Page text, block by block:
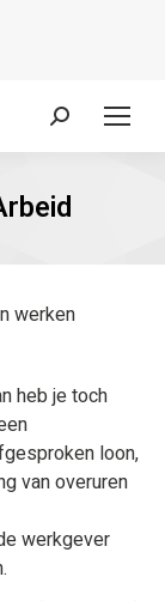
Zoeken:
werken
heb je toch
loon,
van overuren
werkgever